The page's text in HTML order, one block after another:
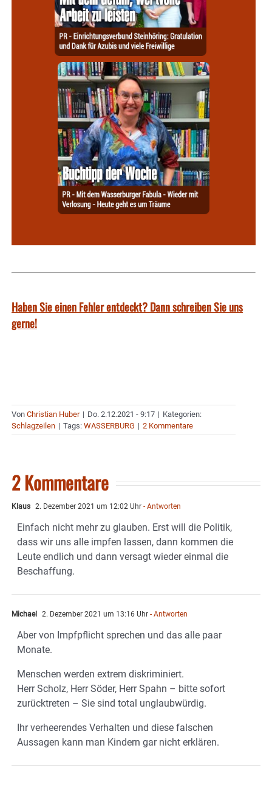
Haben Sie einen Fehler entdeckt? Dann schreiben Sie uns
gerne!
Von Christian Huber | Do. 2.12.2021 - 9:17 | Kategorien:
Schlagzeilen | Tags: WASSERBURG | 2 Kommentare
2 Kommentare
Klaus 2. Dezember 2021 um 12:02 Uhr - Antworten
Einfach nicht mehr zu glauben. Erst will die Politik,
dass wir uns alle impfen lassen, dann kommen die
Leute endlich und dann versagt wieder einmal die
Beschaffung.
Michael 2. Dezember 2021 um 13:16 Uhr - Antworten
Aber von Impfpflicht sprechen und das alle paar
Monate.
Menschen werden extrem diskriminiert.
Herr Scholz, Herr Söder, Herr Spahn – bitte sofort
zurücktreten – Sie sind total unglaubwürdig.
Ihr verheerendes Verhalten und diese falschen
Aussagen kann man Kindern gar nicht erklären.